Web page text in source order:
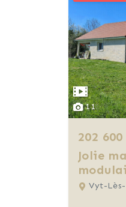
11
202 600
Jolie
Vyt-